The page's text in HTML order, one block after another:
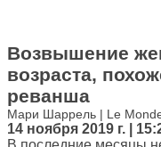
Возвышение
возраста,
реванша
Мари Шаррель | Le
14 ноября 2019 г. |